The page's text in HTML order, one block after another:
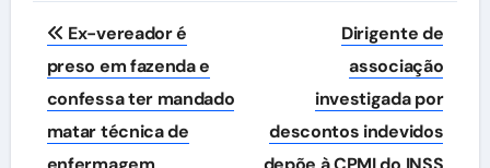
Navegação
de
Post
Ex-vereador é
preso em fazenda e
confessa ter mandado
matar técnica de
Dirigente de
associação
investigada por
descontos indevidos